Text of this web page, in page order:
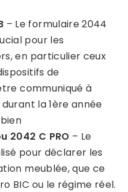
– Le formulaire 2044
pour les
en particulier ceux
de
communiqué à
la 1ère année
2042 C PRO – Le
pour déclarer les
meublée, que ce
BIC ou le régime réel.